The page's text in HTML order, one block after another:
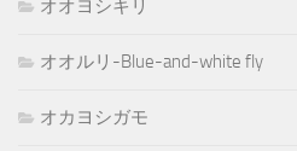
オオヨシキリ
オオルリ-Blue-and-white fly
オカヨシガモ